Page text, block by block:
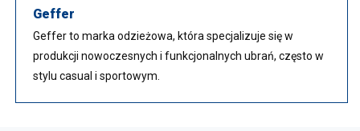
Geffer
Geffer to marka odzieżowa, która specjalizuje się w
produkcji nowoczesnych i funkcjonalnych ubrań, często w
stylu casual i sportowym.